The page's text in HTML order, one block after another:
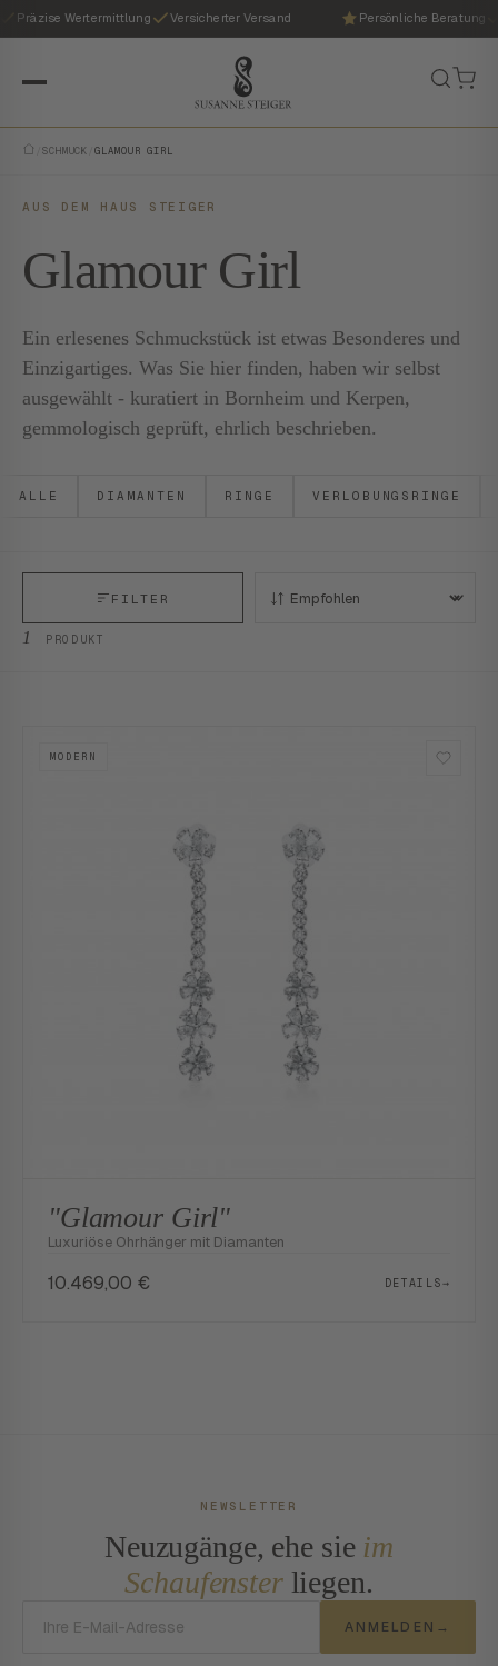
Präzise Wertermittlung Versicherter Versand Persönliche Beratung
SCHMUCK /GLAMOUR GIRL
AUS DEM HAUS STEIGER
Glamour Girl
Ein erlesenes Schmuckstück ist etwas Besonderes und
Einzigartiges. Was Sie hier finden, haben wir selbst
ausgewählt - kuratiert in Bornheim und Kerpen,
gemmologisch geprüft, ehrlich beschrieben.
ALLE DIAMANTEN RINGE VERLOBUNGSRINGE
1 PRODUKT
FILTER SORTIEREN:
MODERN
"Glamour Girl"
Luxuriöse Ohrhänger mit Diamanten
10.469,00 € DETAILS→
NEWSLETTER
Neuzugänge, ehe sie im
Schaufensterliegen.
ANMELDEN →